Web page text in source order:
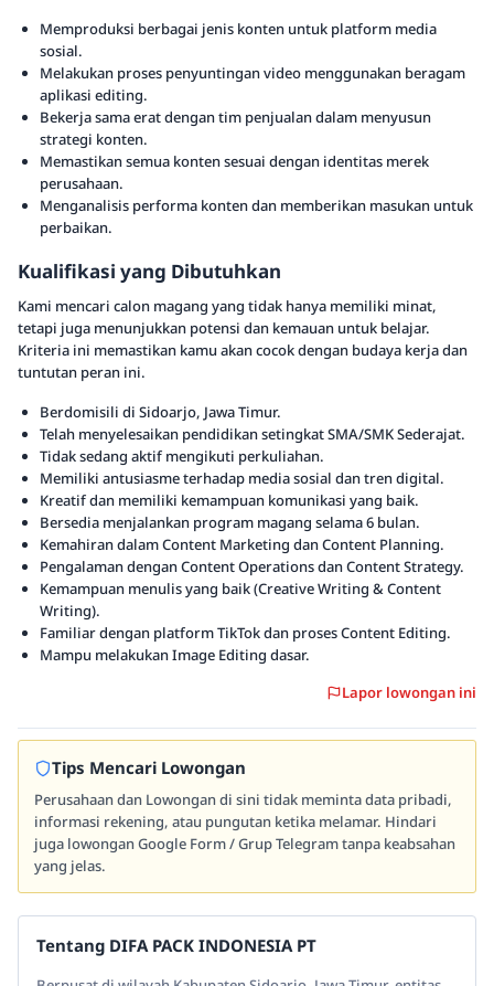
Memproduksi berbagai jenis konten untuk platform media
sosial.
Melakukan proses penyuntingan video menggunakan beragam
aplikasi editing.
Bekerja sama erat dengan tim penjualan dalam menyusun
strategi konten.
Memastikan semua konten sesuai dengan identitas merek
perusahaan.
Menganalisis performa konten dan memberikan masukan untuk
perbaikan.
Kualifikasi yang Dibutuhkan
Kami mencari calon magang yang tidak hanya memiliki minat,
tetapi juga menunjukkan potensi dan kemauan untuk belajar.
Kriteria ini memastikan kamu akan cocok dengan budaya kerja dan
tuntutan peran ini.
Berdomisili di Sidoarjo, Jawa Timur.
Telah menyelesaikan pendidikan setingkat SMA/SMK Sederajat.
Tidak sedang aktif mengikuti perkuliahan.
Memiliki antusiasme terhadap media sosial dan tren digital.
Kreatif dan memiliki kemampuan komunikasi yang baik.
Bersedia menjalankan program magang selama 6 bulan.
Kemahiran dalam Content Marketing dan Content Planning.
Pengalaman dengan Content Operations dan Content Strategy.
Kemampuan menulis yang baik (Creative Writing & Content
Writing).
Familiar dengan platform TikTok dan proses Content Editing.
Mampu melakukan Image Editing dasar.
Lapor lowongan ini
Tips Mencari Lowongan
Perusahaan dan Lowongan di sini tidak meminta data pribadi,
informasi rekening, atau pungutan ketika melamar. Hindari
juga lowongan Google Form / Grup Telegram tanpa keabsahan
yang jelas.
Tentang DIFA PACK INDONESIA PT